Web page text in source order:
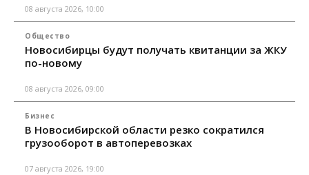
08 августа 2026, 10:00
Общество
Новосибирцы будут получать квитанции за ЖКУ
по-новому
08 августа 2026, 09:00
Бизнес
В Новосибирской области резко сократился
грузооборот в автоперевозках
07 августа 2026, 19:00